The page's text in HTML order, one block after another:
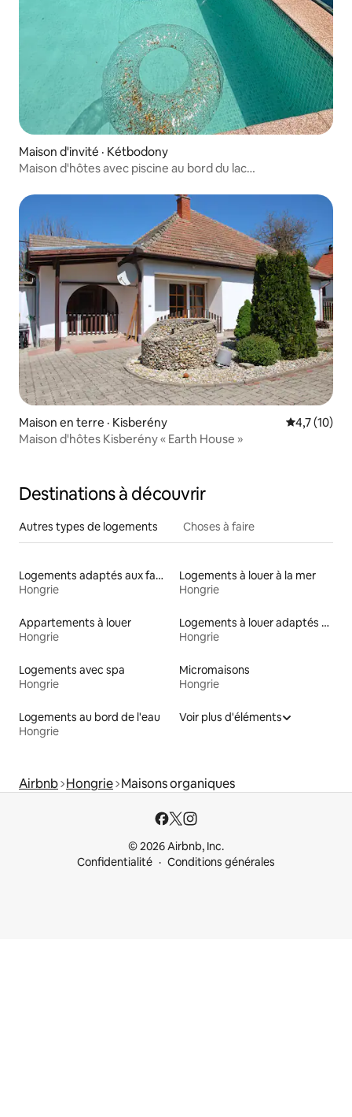
Maison d'invité · Kétbodony
Maison d'hôtes avec piscine au bord du lac
Maison en terre · Kisberény Note
4,7 (10)
Maison d'hôtes Kisberény « Earth House »
Destinations à découvrir
Autres types de logements Choses à faire
Logements adaptés aux familles à louer
Hongrie
Logements à louer à la mer
Hongrie
Appartements à louer
Hongrie
Logements à louer adaptés aux animaux
Hongrie
Logements avec spa
Hongrie
Micromaisons
Hongrie
Logements au bord de l'eau
Hongrie
Voir plus d'éléments
Airbnb Hongrie Maisons organiques
© 2026 Airbnb, Inc.
Confidentialité
Conditions générales